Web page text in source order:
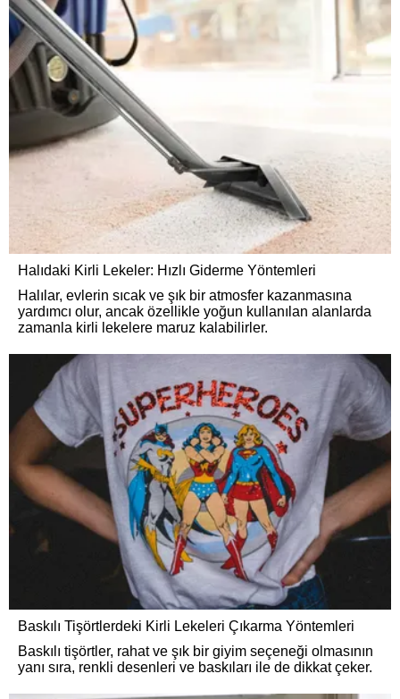
Halıdaki Kirli Lekeler: Hızlı Giderme Yöntemleri
Halılar, evlerin sıcak ve şık bir atmosfer kazanmasına
yardımcı olur, ancak özellikle yoğun kullanılan alanlarda
zamanla kirli lekelere maruz kalabilirler.
Baskılı Tişörtlerdeki Kirli Lekeleri Çıkarma Yöntemleri
Baskılı tişörtler, rahat ve şık bir giyim seçeneği olmasının
yanı sıra, renkli desenleri ve baskıları ile de dikkat çeker.